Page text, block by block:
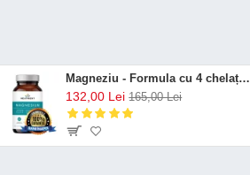
Magneziu - Formula cu 4 chelați (120 capsule), Neutrient
132,00 Lei 165,00 Lei